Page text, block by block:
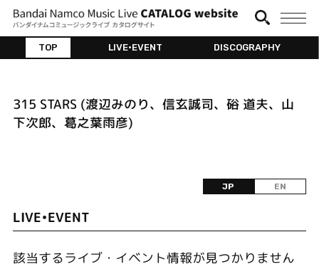
TOP LIVE•EVENT DISCOGRAPHY
315 STARS (渡辺みのり、信玄誠司、硲 道夫、山
下次郎、葛之葉雨彦)
JP EN
LIVE•EVENT
該当するライブ・イベント情報が見つかりません